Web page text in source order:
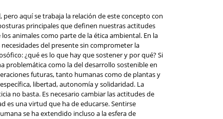
aquí se trabaja la relación de este concepto con
principales que definen nuestras actitudes
animales como parte de la ética ambiental. En la
del presente sin comprometer la
¿qué es lo que hay que sostener y por qué? Si
problemática como la del desarrollo sostenible en
futuras, tanto humanas como de plantas y
libertad, autonomía y solidaridad. La
no basta. Es necesario cambiar las actitudes de
es una virtud que ha de educarse. Sentirse
se ha extendido incluso a la esfera de